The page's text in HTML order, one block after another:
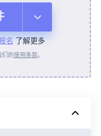
Drive
名了解更多
们的使用条款。